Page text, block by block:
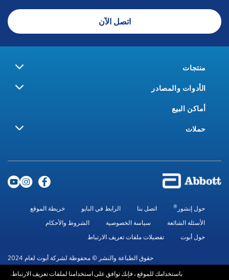
اتصل الآن
منتجات
الأدوات والمصادر
أماكن البيع
حملات
حول إنشور ® اتصل بنا الرابط في البايو
خريطة الموقع
الأسئلة الشائعة
سياسة الخصوصية
الشروط والأحكام
حول أبوت
تفضيلات ملفات تعريف الارتباط
حقوق الطباعة والنشر © محفوظة لشركة أبوت لعام 2024
باستخدامك للموقع ، فإنك توافق على استخدامنا لملفات تعريف الارتباط.